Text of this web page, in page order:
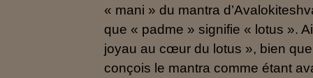
« mani » du mantra
que « padme » signifie « lotus ».
joyau au cœur du lotus », bien
conçois le mantra comme étant